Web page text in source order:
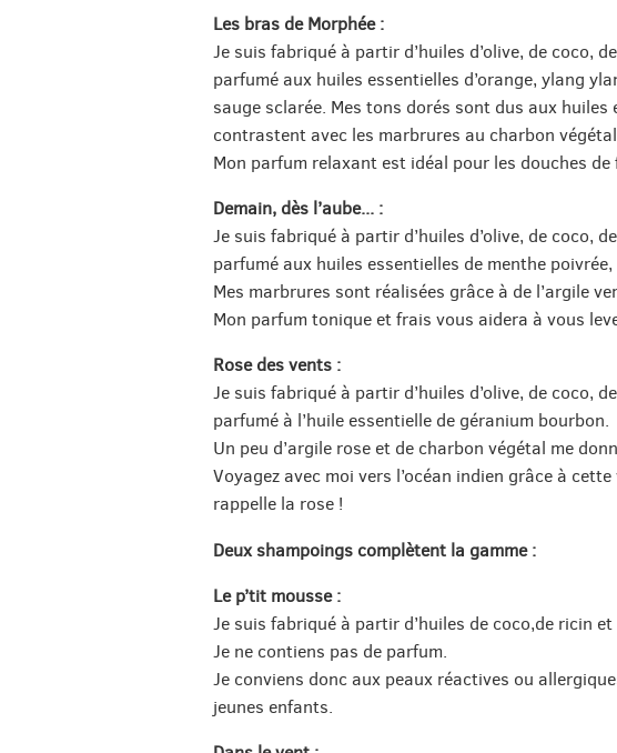
Les bras de Morphée :
Je suis fabriqué à partir d’huiles d’olive, de coco,
parfumé aux huiles essentielles d’orange, ylang
sauge sclarée. Mes tons dorés sont dus aux huiles
contrastent avec les marbrures au charbon végétal.
Mon parfum relaxant est idéal pour les douches de
Demain, dès l’aube... :
Je suis fabriqué à partir d’huiles d’olive, de coco,
parfumé aux huiles essentielles de menthe
Mes marbrures sont réalisées grâce à de l’argile
Mon parfum tonique et frais vous aidera à vous
Rose des vents :
Je suis fabriqué à partir d’huiles d’olive, de coco,
parfumé à l’huile essentielle de géranium bourbon.
Un peu d’argile rose et de charbon végétal me
Voyagez avec moi vers l’océan indien grâce à
rappelle la rose !
Deux shampoings complètent la gamme :
Le p’tit mousse :
Je suis fabriqué à partir d’huiles de coco,de ricin et
Je ne contiens pas de parfum.
Je conviens donc aux peaux réactives ou
jeunes enfants.